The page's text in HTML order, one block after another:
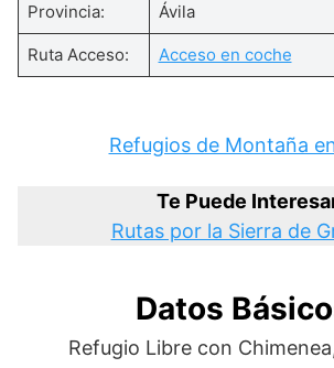
Provincia: Ávila
Ruta Acceso: Acceso en coche
Refugios de Montaña
Te Puede
Rutas por la Sierra de
Datos
Refugio Libre con